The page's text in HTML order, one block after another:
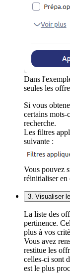
Dans
seules les
Si vous
certains mots-
recherche.
Les filtres
suivante :
Vous pouvez
réinitialiser en
3. Visualiser
La liste des
pertinence.
plus à vos
Vous avez
restitue les
celles-ci sont
est le plus